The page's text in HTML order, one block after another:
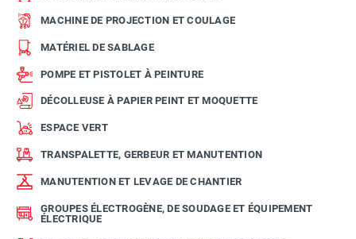
MACHINE DE PROJECTION ET COULAGE
MATÉRIEL DE SABLAGE
POMPE ET PISTOLET À PEINTURE
DÉCOLLEUSE À PAPIER PEINT ET MOQUETTE
ESPACE VERT
TRANSPALETTE, GERBEUR ET MANUTENTION
MANUTENTION ET LEVAGE DE CHANTIER
GROUPES ÉLECTROGÈNE, DE SOUDAGE ET ÉQUIPEMENT
ÉLECTRIQUE